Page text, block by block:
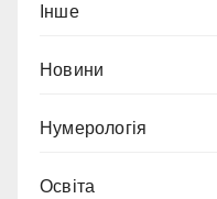
Інше
Новини
Нумерологія
Освіта